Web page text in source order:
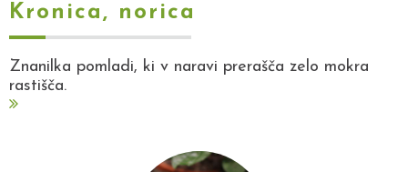
Kronica, norica
Znanilka pomladi, ki v naravi prerašča zelo mokra
rastišča.